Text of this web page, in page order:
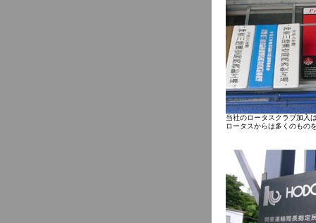
当社のロータスクラブ加入
ロータスからは多くのもの